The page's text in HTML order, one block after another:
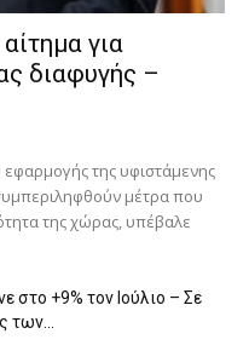
για
διαφυγής –
της υφιστάμενης
μέτρα που
της χώρας, υπέβαλε
στο +9% τον Ιούλιο – Σε
των...